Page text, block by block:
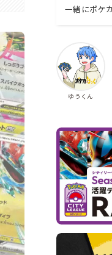
一緒にポケ
ゆうくん